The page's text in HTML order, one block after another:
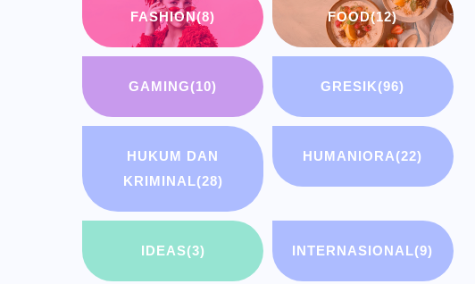
FASHION(8) FOOD(12)
GAMING(10) GRESIK(96)
HUKUM DAN
KRIMINAL(28)
HUMANIORA(22)
IDEAS(3) INTERNASIONAL(9)